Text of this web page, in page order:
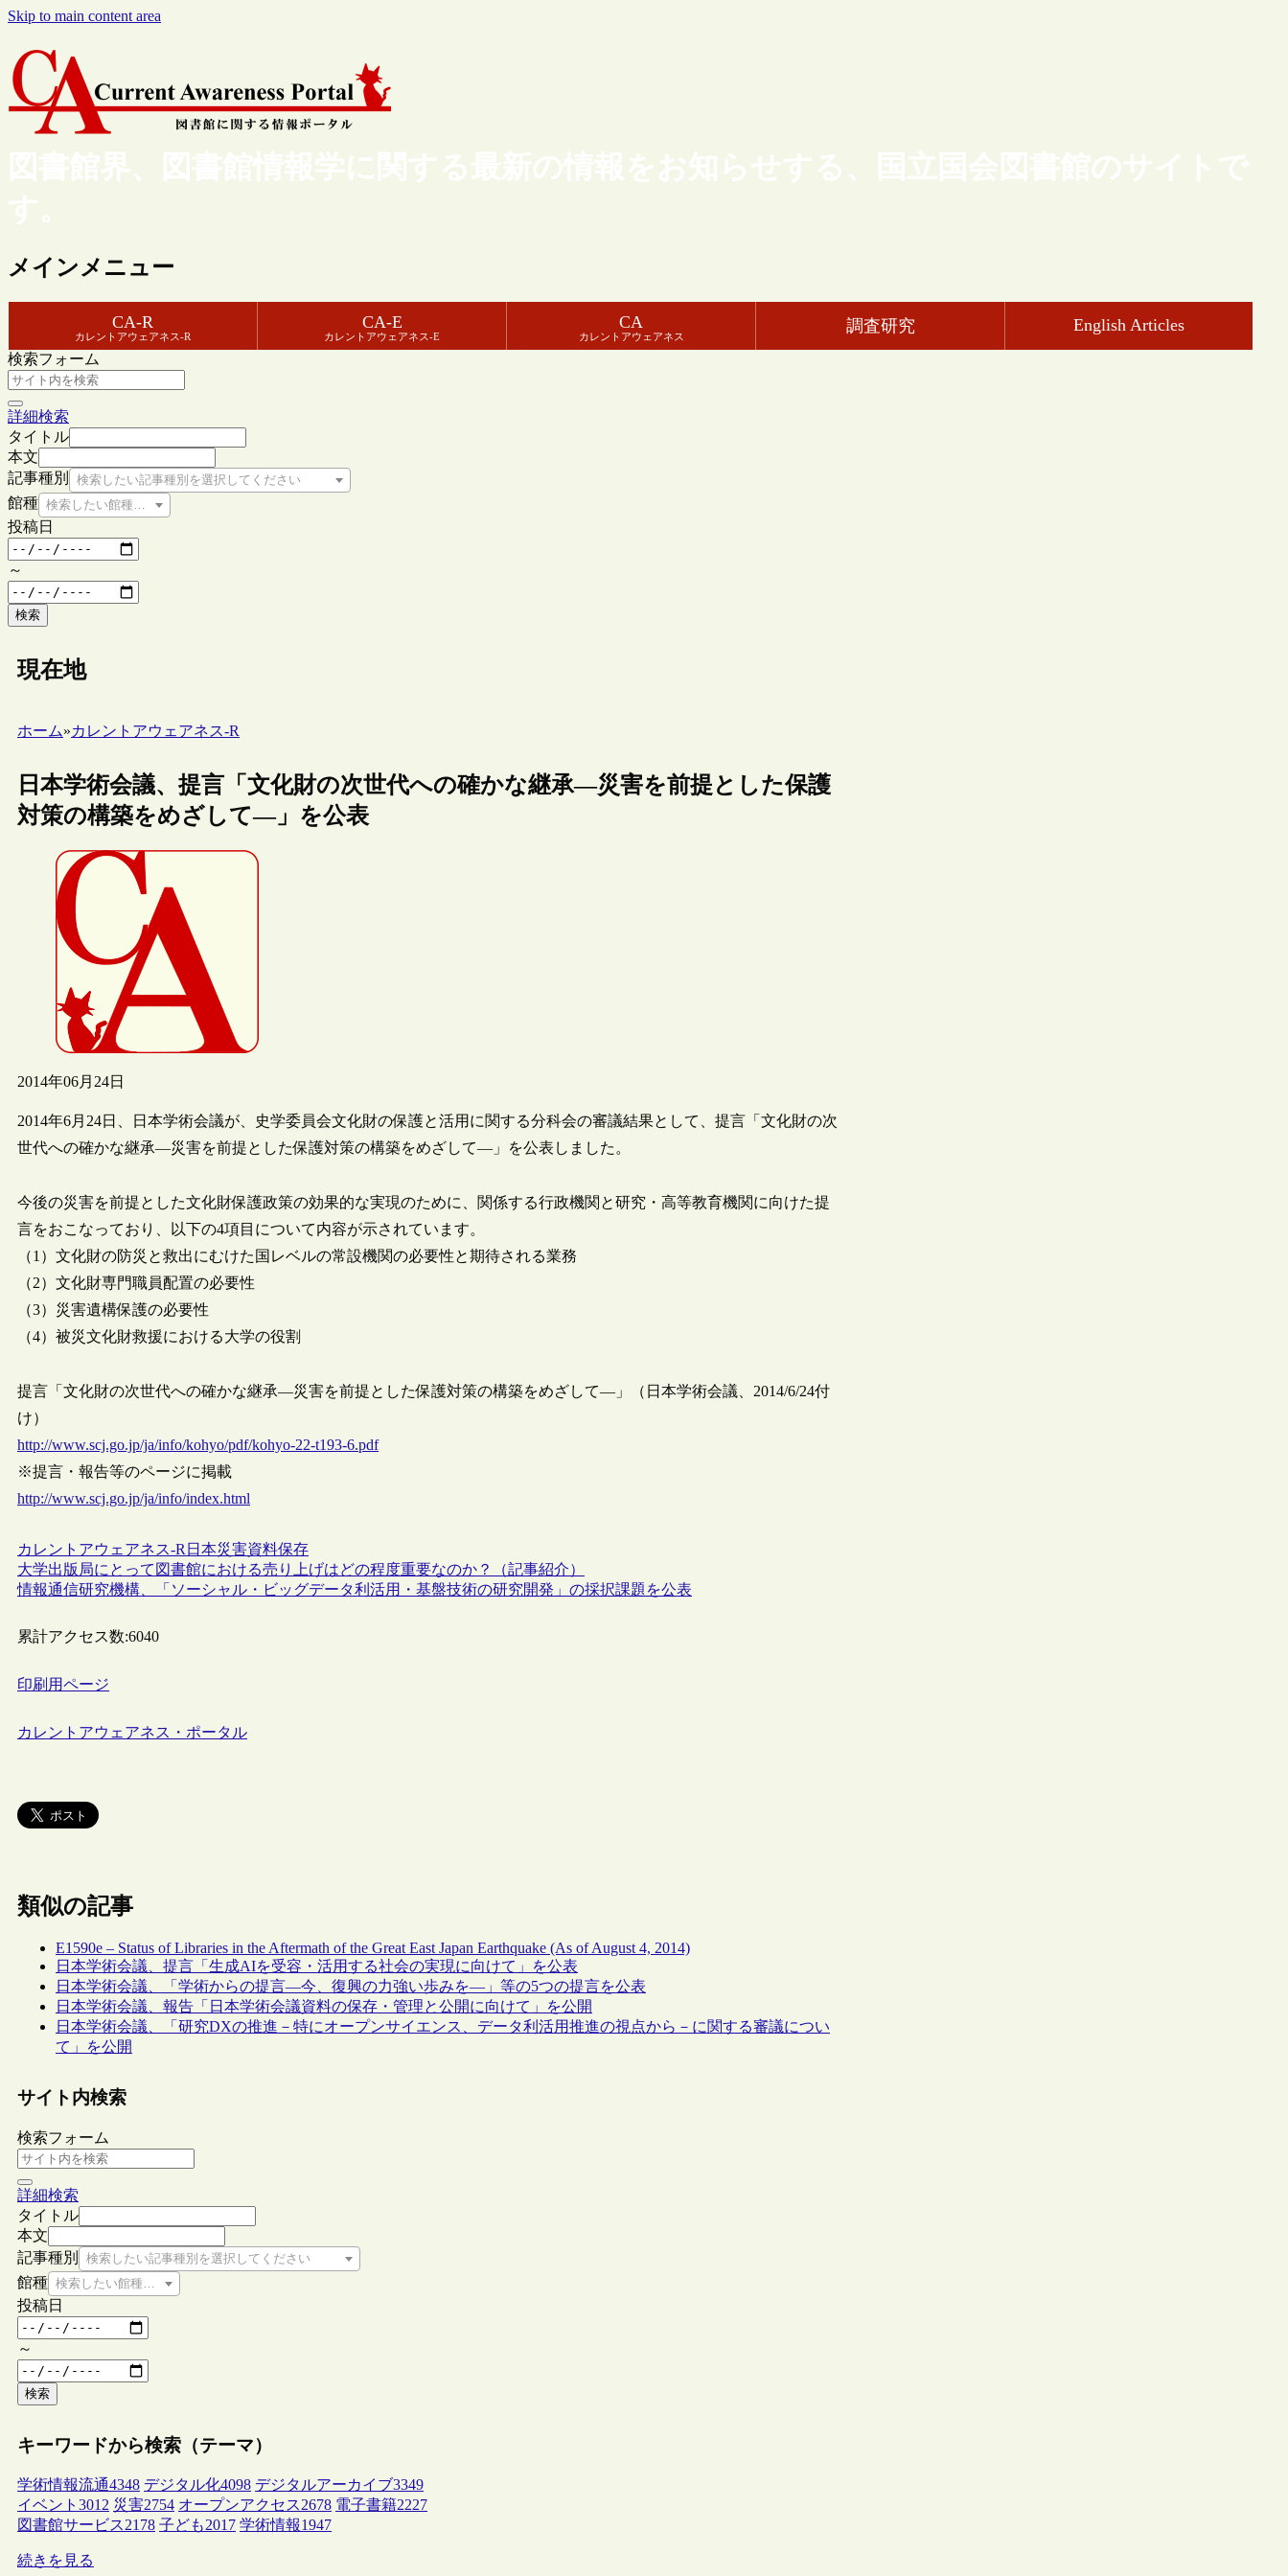
Skip to main content area
図書館界、図書館情報学に関する最新の情報をお知らせする、国立国会図書館のサイトで
す。
メインメニュー
CA-R
カレントアウェアネス-R
CA-E
カレントアウェアネス-E
CA
カレントアウェアネス
調査研究 English Articles
検索フォーム
詳細検索
タイトル
本文
記事種別
検索したい記事種別を選択してください
館種 検索したい館種を選択してください
投稿日
～
検索
現在地
ホーム»カレントアウェアネス-R
日本学術会議、提言「文化財の次世代への確かな継承―災害を前提とした保護
対策の構築をめざして―」を公表
2014年06月24日
2014年6月24日、日本学術会議が、史学委員会文化財の保護と活用に関する分科会の審議結果として、提言「文化財の次
世代への確かな継承―災害を前提とした保護対策の構築をめざして―」を公表しました。
今後の災害を前提とした文化財保護政策の効果的な実現のために、関係する行政機関と研究・高等教育機関に向けた提
言をおこなっており、以下の4項目について内容が示されています。
（1）文化財の防災と救出にむけた国レベルの常設機関の必要性と期待される業務
（2）文化財専門職員配置の必要性
（3）災害遺構保護の必要性
（4）被災文化財救援における大学の役割
提言「文化財の次世代への確かな継承―災害を前提とした保護対策の構築をめざして―」（日本学術会議、2014/6/24付
け）
http://www.scj.go.jp/ja/info/kohyo/pdf/kohyo-22-t193-6.pdf
※提言・報告等のページに掲載
http://www.scj.go.jp/ja/info/index.html
カレントアウェアネス-R 日本災害資料保存
大学出版局にとって図書館における売り上げはどの程度重要なのか？（記事紹介）
情報通信研究機構、「ソーシャル・ビッグデータ利活用・基盤技術の研究開発」の採択課題を公表
累計アクセス数:6040
印刷用ページ
カレントアウェアネス・ポータル
類似の記事
E1590e – Status of Libraries in the Aftermath of the Great East Japan Earthquake (As of August 4, 2014)
日本学術会議、提言「生成AIを受容・活用する社会の実現に向けて」を公表
日本学術会議、「学術からの提言―今、復興の力強い歩みを―」等の5つの提言を公表
日本学術会議、報告「日本学術会議資料の保存・管理と公開に向けて」を公開
日本学術会議、「研究DXの推進－特にオープンサイエンス、データ利活用推進の視点から－に関する審議につい
て」を公開
サイト内検索
検索フォーム
詳細検索
タイトル
本文
記事種別
検索したい記事種別を選択してください
館種 検索したい館種を選択してください
投稿日
～
検索
キーワードから検索（テーマ）
学術情報流通4348 デジタル化4098 デジタルアーカイブ3349
イベント 3012 災害2754 オープンアクセス2678 電子書籍2227
図書館サービス2178 子ども2017 学術情報1947
続きを見る